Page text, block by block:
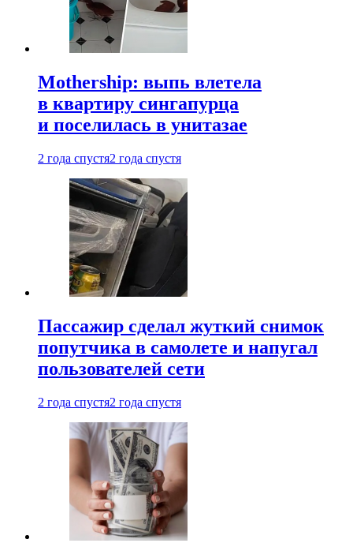
Mothership: выпь влетела
в квартиру сингапурца
и поселилась в унитазае
2 года спустя2 года спустя
Пассажир сделал жуткий снимок
попутчика в самолете и напугал
пользователей сети
2 года спустя2 года спустя